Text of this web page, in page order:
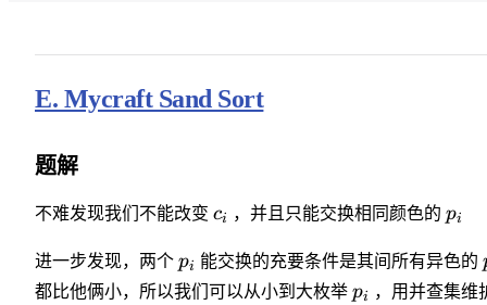
E. Mycraft Sand Sort
题解
不难发现我们不能改变 ci ，并且只能交换相同颜色的 pi
进一步发现，两个 pi 能交换的充要条件是其间所有异色的
都比他俩小，所以我们可以从小到大枚举 pi
，用并查集维